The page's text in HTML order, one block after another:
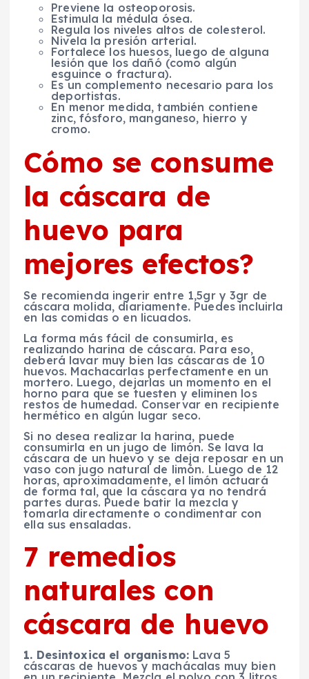
Previene la osteoporosis.
Estimula la médula ósea.
Regula los niveles altos de colesterol.
Nivela la presión arterial.
Fortalece los huesos, luego de alguna
lesión que los dañó (como algún
esguince o fractura).
Es un complemento necesario para los
deportistas.
En menor medida, también contiene
zinc, fósforo, manganeso, hierro y
cromo.
Cómo se consume
la cáscara de
huevo para
mejores efectos?
Se recomienda ingerir entre 1,5gr y 3gr de
cáscara molida, diariamente. Puedes incluirla
en las comidas o en licuados.
La forma más fácil de consumirla, es
realizando harina de cáscara. Para eso,
deberá lavar muy bien las cáscaras de 10
huevos. Machacarlas perfectamente en un
mortero. Luego, dejarlas un momento en el
horno para que se tuesten y eliminen los
restos de humedad. Conservar en recipiente
hermético en algún lugar seco.
Si no desea realizar la harina, puede
consumirla en un jugo de limón. Se lava la
cáscara de un huevo y se deja reposar en un
vaso con jugo natural de limón. Luego de 12
horas, aproximadamente, el limón actuará
de forma tal, que la cáscara ya no tendrá
partes duras. Puede batir la mezcla y
tomarla directamente o condimentar con
ella sus ensaladas.
7 remedios
naturales con
cáscara de huevo
1. Desintoxica el organismo: Lava 5
cáscaras de huevos y machácalas muy bien